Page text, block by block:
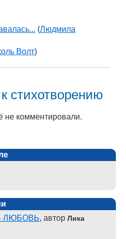
(Людмила
Волт)
стихотворению
не комментировали.
ЛЮБОВЬ, автор Лика